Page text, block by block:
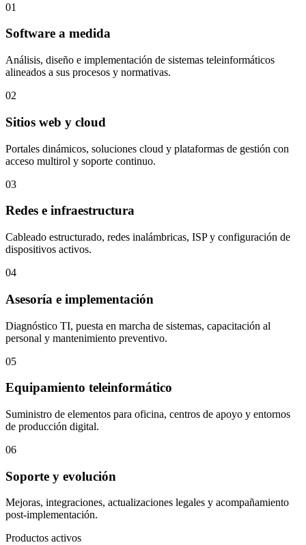
01
Software a medida
Análisis, diseño e implementación de sistemas teleinformáticos
alineados a sus procesos y normativas.
02
Sitios web y cloud
Portales dinámicos, soluciones cloud y plataformas de gestión con
acceso multirol y soporte continuo.
03
Redes e infraestructura
Cableado estructurado, redes inalámbricas, ISP y configuración de
dispositivos activos.
04
Asesoría e implementación
Diagnóstico TI, puesta en marcha de sistemas, capacitación al
personal y mantenimiento preventivo.
05
Equipamiento teleinformático
Suministro de elementos para oficina, centros de apoyo y entornos
de producción digital.
06
Soporte y evolución
Mejoras, integraciones, actualizaciones legales y acompañamiento
post-implementación.
Productos activos